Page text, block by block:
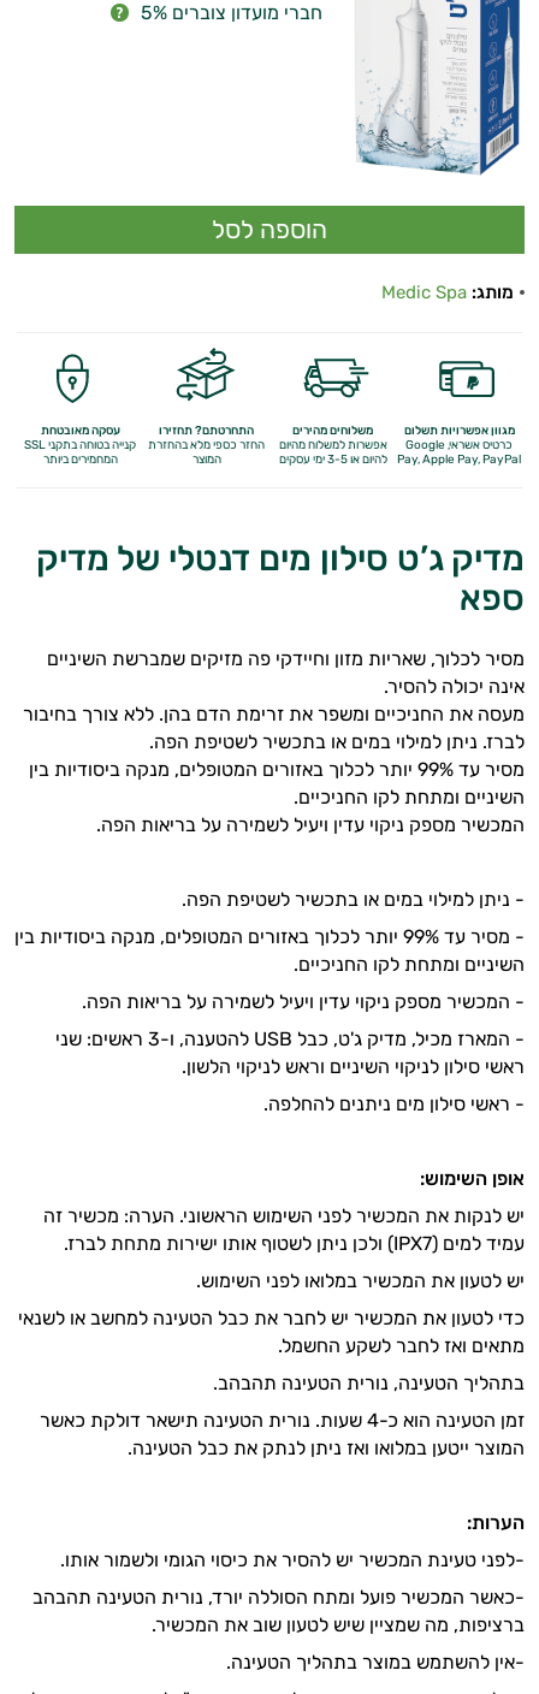
חברי מועדון צוברים 5%
מותג: Medic Spa
מגוון אפשרויות תשלום
כרטיס אשראי, Google
Pay,Apple Pay, PayPal
משלוחים מהירים
אפשרות למשלוח מהיום
להיום או 3-5 ימי עסקים
התחרטתם? תחזירו
החזר כספי מלאבהחזרת
המוצר
עסקה מאובטחת
קנייה בטוחה בתקני SSL
המחמירים ביותר
מדיק ג’ט סילון מים דנטלי של מדיק
ספא
מסיר לכלוך, שאריות מזון וחיידקי פה מזיקים שמברשת השיניים
אינה יכולה להסיר.
מעסה את החניכיים ומשפר את זרימת הדם בהן. ללא צורך בחיבור
לברז. ניתן למילוי במים או בתכשיר לשטיפת הפה.
מסיר עד 99% יותר לכלוך באזורים המטופלים, מנקה ביסודיות בין
השיניים ומתחת לקו החניכיים.
המכשיר מספק ניקוי עדין ויעיל לשמירה על בריאות הפה.
- ניתן למילוי במים או בתכשיר לשטיפת הפה.
- מסיר עד 99% יותר לכלוך באזורים המטופלים, מנקה ביסודיות בין
השיניים ומתחת לקו החניכיים.
- המכשיר מספק ניקוי עדין ויעיל לשמירה על בריאות הפה.
- המארז מכיל, מדיק ג'ט, כבל USB להטענה, ו-3 ראשים: שני
ראשי סילון לניקוי השיניים וראש לניקוי הלשון.
- ראשי סילון מים ניתנים להחלפה.
אופן השימוש:
יש לנקות את המכשיר לפני השימוש הראשוני. הערה: מכשיר זה
עמיד למים (IPX7) ולכן ניתן לשטוף אותו ישירות מתחת לברז.
יש לטעון את המכשיר במלואו לפני השימוש.
כדי לטעון את המכשיר יש לחבר את כבל הטעינה למחשב או לשנאי
מתאים ואז לחבר לשקע החשמל.
בתהליך הטעינה, נורית הטעינה תהבהב.
זמן הטעינה הוא כ-4 שעות. נורית הטעינה תישאר דולקת כאשר
המוצר ייטען במלואו ואז ניתן לנתק את כבל הטעינה.
הערות:
-לפני טעינת המכשיר יש להסיר את כיסוי הגומי ולשמור אותו.
-כאשר המכשיר פועל ומתח הסוללה יורד, נורית הטעינה תהבהב
ברציפות, מה שמציין שיש לטעון שוב את המכשיר.
-אין להשתמש במוצר בתהליך הטעינה.